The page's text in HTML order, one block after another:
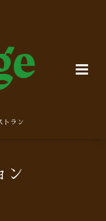
トラン
ン